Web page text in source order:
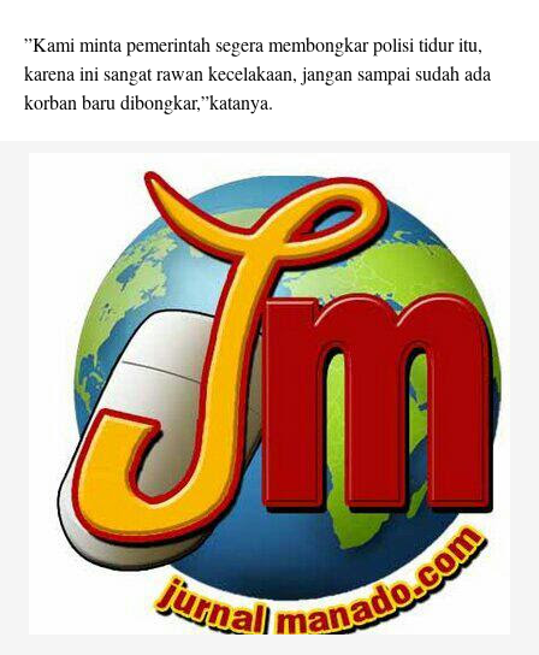
”Kami minta pemerintah segera membongkar polisi tidur itu,
karena ini sangat rawan kecelakaan, jangan sampai sudah ada
korban baru dibongkar,”katanya.